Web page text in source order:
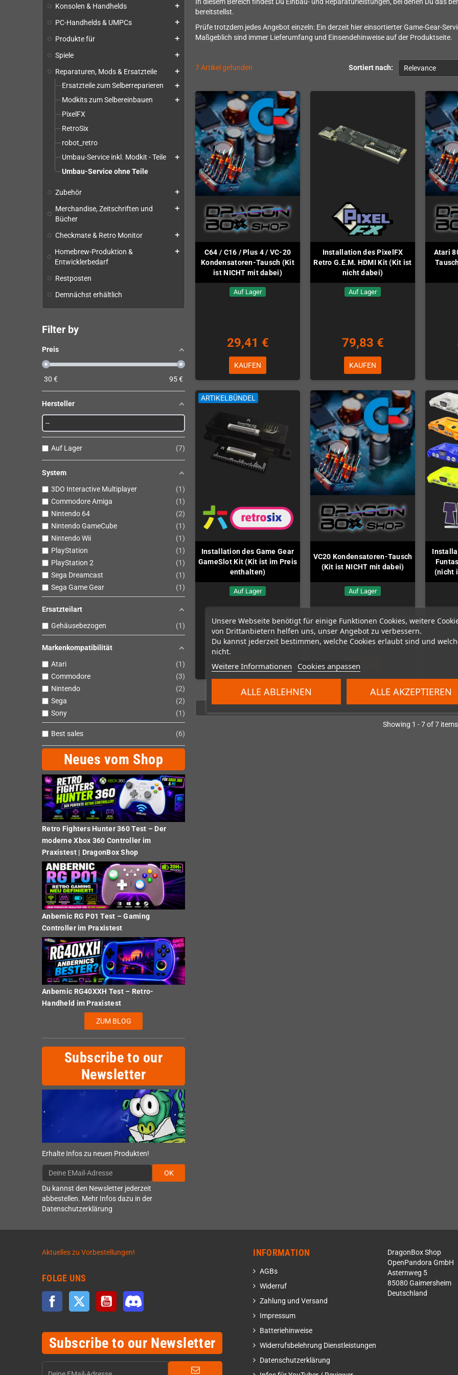
Unsere Webseite benötigt für einige Funktionen Cookies, weitere
von Drittanbietern helfen uns, unser Angebot zu verbessern.
Du kannst jederzeit bestimmen, welche Cookies erlaubt sind und
nicht.
Weitere Informationen Cookies anpassen
ALLE ABLEHNEN ALLE AKZEPTIEREN
Konsolen & Handhelds add
PC-Handhelds & UMPCs add
Produkte für add
Spiele add
Reparaturen, Mods & Ersatzteile add
Ersatzteile zum Selberreparieren add
Modkits zum Selbereinbauen add
PixelFX
RetroSix
robot_retro
Umbau-Service inkl. Modkit - Teile
add
Umbau-Service ohne Teile
Zubehör add
Merchandise, Zeitschriften und
Bücher
add
Checkmate & Retro Monitor add
Homebrew-Produktion &
Entwicklerbedarf
add
Restposten
Demnächst erhältlich
Filter by
Preis
30 € 95€
Hersteller
Auf Lager 7
System
3DO Interactive Multiplayer
1
Commodore Amiga
1
Nintendo 64
2
Nintendo GameCube
1
Nintendo Wii
1
PlayStation
1
PlayStation 2
1
Sega Dreamcast
1
Sega Game Gear
1
Ersatzteilart
Gehäusebezogen
1
Markenkompatibilität
Atari
1
Commodore
3
Nintendo
2
Sega
2
Sony
1
Best sales 6
Neues vom Shop
Retro Fighters Hunter 360 Test – Der
moderne Xbox 360 Controller im
Praxistest | DragonBox Shop
Anbernic RG P01 Test – Gaming
Controller im Praxistest
Anbernic RG40XXH Test – Retro-
Handheld im Praxistest
ZUM BLOG
Subscribe to our
Newsletter
Erhalte Infos zu neuen Produkten!
OK
Du kannst den Newsletter jederzeit
abbestellen. Mehr Infos dazu in der
Datenschutzerklärung
In diesem Bereich findest Du Einbau- und Reparaturleistungen, bei denen Du das
bereitstellst.
Prüfe trotzdem jedes Angebot einzeln: Ein derzeit hier einsortierter Game-Gear-
Maßgeblich sind immer Lieferumfang und Einsendehinweise auf der Produktseite.
Sortiert nach: Relevance
7 Artikel gefunden
C64 / C16 / Plus 4 / VC-20
Kondensatoren-Tausch (Kit
ist NICHT mit dabei)
Auf Lager
29,41 €
KAUFEN
Installation des PixelFX
Retro G.E.M. HDMI Kit (Kit ist
nicht dabei)
Auf Lager
79,83 €
KAUFEN
Atari
ARTIKELBÜNDEL
Installation des Game Gear
GameSlot Kit (Kit ist im Preis
enthalten)
Auf Lager
50,42 €
KAUFEN
VC20 Kondensatoren-Tausch
(Kit ist NICHT mit dabei)
Auf Lager
29,41 €
KAUFEN
(nicht
Showing 1 - 7 of 7 items
Aktuelles zu Vorbestellungen!
FOLGE UNS
Facebook Twitter YouTube
Subscribe to our Newsletter
INFORMATION
AGBs
Widerruf
Zahlung und Versand
Impressum
Batteriehinweise
Widerrufsbelehrung Dienstleistungen
Datenschutzerklärung
DragonBox Shop
OpenPandora GmbH
Asternweg 5
85080 Gaimersheim
Deutschland